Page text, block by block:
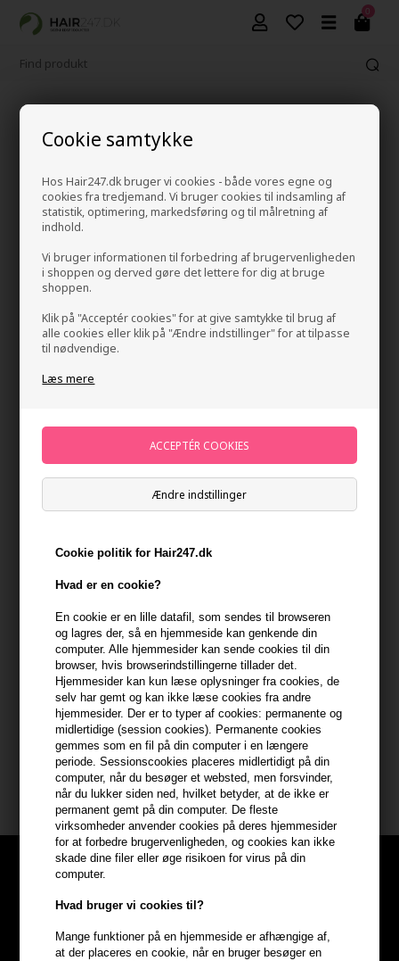
Cookie samtykke
Hos Hair247.dk bruger vi cookies - både vores egne og
cookies fra tredjemand. Vi bruger cookies til indsamling af
statistik, optimering, markedsføring og til målretning af
indhold.
Vi bruger informationen til forbedring af brugervenligheden
i shoppen og derved gøre det lettere for dig at bruge
shoppen.
Klik på "Acceptér cookies" for at give samtykke til brug af
alle cookies eller klik på "Ændre indstillinger" for at tilpasse
til nødvendige.
Læs mere
Ændre indstillinger
Cookie politik for Hair247.dk
Hvad er en cookie?
En cookie er en lille datafil, som sendes til browseren
og lagres der, så en hjemmeside kan genkende din
computer. Alle hjemmesider kan sende cookies til din
browser, hvis browserindstillingerne tillader det.
Hjemmesider kan kun læse oplysninger fra cookies, de
selv har gemt og kan ikke læse cookies fra andre
hjemmesider. Der er to typer af cookies: permanente og
midlertidige (session cookies). Permanente cookies
gemmes som en fil på din computer i en længere
periode. Sessionscookies placeres midlertidigt på din
computer, når du besøger et websted, men forsvinder,
når du lukker siden ned, hvilket betyder, at de ikke er
permanent gemt på din computer. De fleste
virksomheder anvender cookies på deres hjemmesider
for at forbedre brugervenligheden, og cookies kan ikke
skade dine filer eller øge risikoen for virus på din
computer.
Hvad bruger vi cookies til?
Mange funktioner på en hjemmeside er afhængige af,
at der placeres en cookie, når en bruger besøger en
0
Paul Mitchell Marula Oil
Forside»Mærker»Paul Mitchell»Paul Mitchell Marula Oil
Paul Mitchell Marula Oiler Paul Mitchell's luksus
hårpleje serie. Produkterne er baseret på den naturlige
Paul Mitchell Marula Oil egenskaber
- Seriens hårprodukter indeholder alle marula olie
- olien er rig på beskyttende anti-oxidanter
hårolien. Den indeholder koldpresset marula olie og
virker blødgørende på håret. Herudover byder serien på
håret velplejet og sundt og samtidig blødt og medgørligt.
Se de øvrigePaul Mitchell shampoo, voks mm hér
Læs mere om serien påhjemmesiden hér.